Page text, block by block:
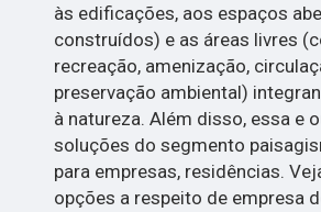
às edificações, aos espaços
construídos) e as áreas livres
recreação, amenização,
preservação ambiental)
à natureza. Além disso, essa e
soluções do segmento
para empresas, residências.
opções a respeito de empresa